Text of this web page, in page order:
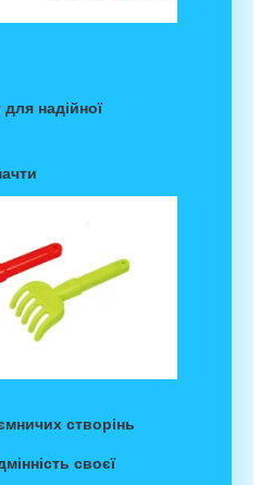
надійної
створінь
своєї